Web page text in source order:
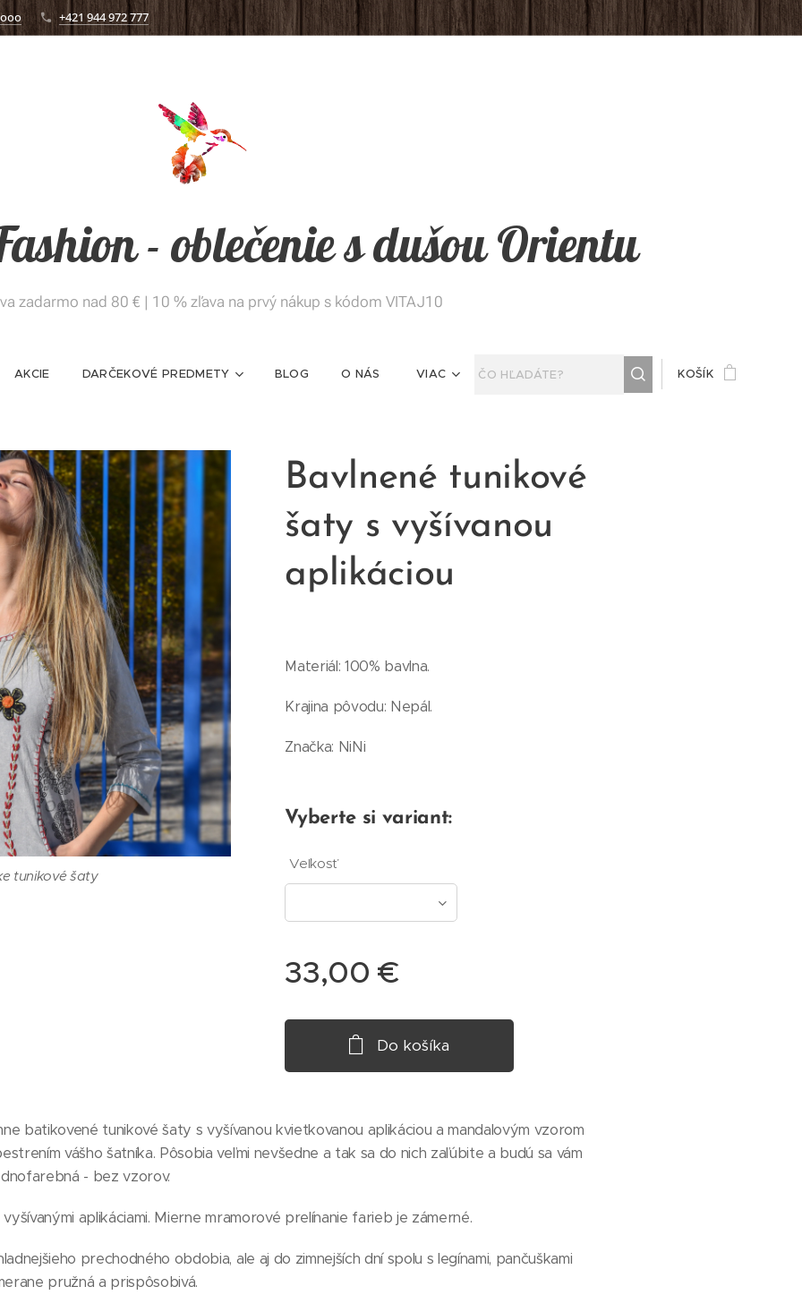
+421 944 972 777
- oblečenie s dušou Orientu
zadarmo nad 80 € | 10 % zľava na prvý nákup s kódom VITAJ10
AKCIE DARČEKOVÉ PREDMETY BLOG O NÁS VIAC KOŠÍK
Bavlnené tunikové
šaty s vyšívanou
aplikáciou
tunikové šaty
šaty - detail
šaty - detail
Materiál: 100% bavlna.
Krajina pôvodu: Nepál.
Značka: NiNi
Vyberte si variant:
Veľkosť
33,00 €
Do košíka
batikovené tunikové šaty s vyšívanou kvietkovanou aplikáciou a mandalovým vzorom
vášho šatníka. Pôsobia veľmi nevšedne a tak sa do nich zaľúbite a budú sa vám
- bez vzorov.
aplikáciami. Mierne mramorové prelínanie farieb je zámerné.
prechodného obdobia, ale aj do zimnejších dní spolu s legínami, pančuškami
pružná a prispôsobivá.